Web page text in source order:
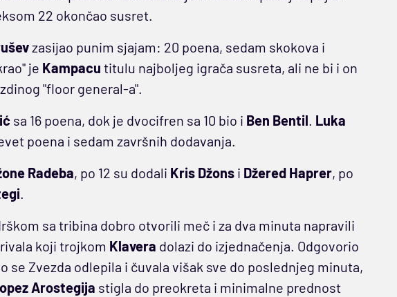
22 okončao susret.
zasijao punim sjajam: 20 poena, sedam skokova i
je Kampacu titulu najboljeg igrača susreta, ali ne bi i on
"floor general-a".
sa 16 poena, dok je dvocifren sa 10 bio i Ben Bentil. Luka
poena i sedam završnih dodavanja.
Radeba, po 12 su dodali Kris Džons i Džered Haprer, po
.
sa tribina dobro otvorili meč i za dva minuta napravili
koji trojkom Klavera dolazi do izjednačenja. Odgovorio
se Zvezda odlepila i čuvala višak sve do poslednjeg minuta,
Arostegija stigla do preokreta i minimalne prednost